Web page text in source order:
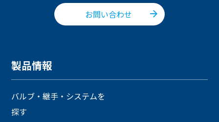
お問い合わせ
製品情報
バルブ・継手・システムを
探す